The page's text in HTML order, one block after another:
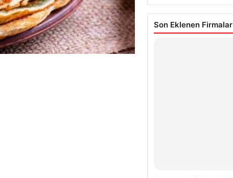
Son Eklenen Firmalar